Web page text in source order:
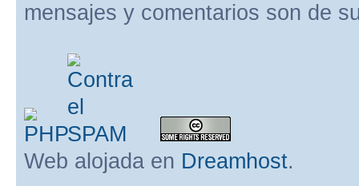
mensajes y comentarios son de
Web alojada en Dreamhost.